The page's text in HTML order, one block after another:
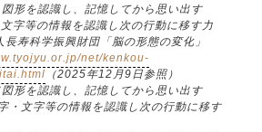
形を認識し、記憶してから思い出す
字等の情報を認識し次の行動に移す力
寿科学振興財団「脳の形態の変化」
net/kenkou-
（2025年12月9日参照）
形を認識し、記憶してから思い出す
・文字等の情報を認識し次の行動に移す